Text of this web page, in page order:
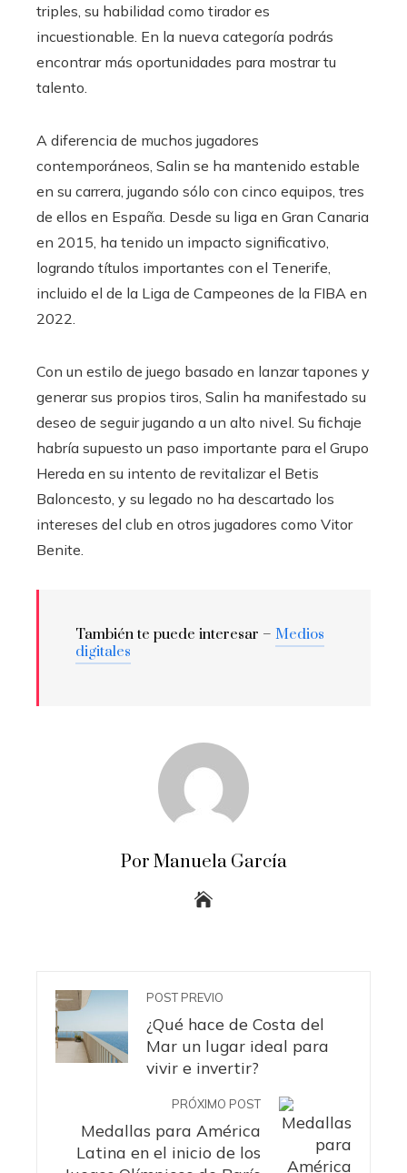
triples, su habilidad como tirador es
incuestionable. En la nueva categoría podrás
encontrar más oportunidades para mostrar tu
talento.
A diferencia de muchos jugadores
contemporáneos, Salin se ha mantenido estable
en su carrera, jugando sólo con cinco equipos, tres
de ellos en España. Desde su liga en Gran Canaria
en 2015, ha tenido un impacto significativo,
logrando títulos importantes con el Tenerife,
incluido el de la Liga de Campeones de la FIBA ​​​​en
2022.
Con un estilo de juego basado en lanzar tapones y
generar sus propios tiros, Salin ha manifestado su
deseo de seguir jugando a un alto nivel. Su fichaje
habría supuesto un paso importante para el Grupo
Hereda en su intento de revitalizar el Betis
Baloncesto, y su legado no ha descartado los
intereses del club en otros jugadores como Vitor
Benite.
También te puede interesar – Medios
digitales
Por Manuela García
POST PREVIO
¿Qué hace de Costa del
Mar un lugar ideal para
vivir e invertir?
PRÓXIMO POST
Medallas para América
Latina en el inicio de los